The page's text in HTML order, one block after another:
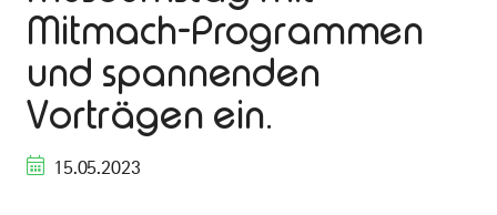
Mitmach-Programmen
und spannenden
Vorträgen ein.
15.05.2023